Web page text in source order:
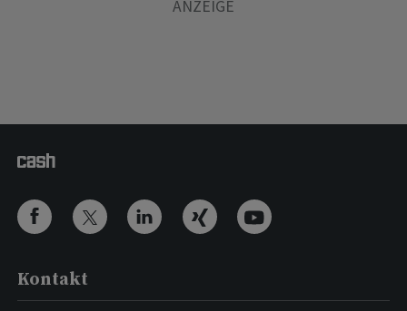
Kontakt